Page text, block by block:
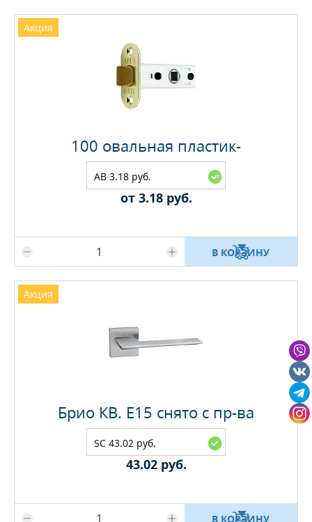
Акция
100 овальная пластик-
AB 3.18 руб.
В КОРЗИНУ
от 3.18 руб.
Акция
Брио КВ. E15 снято с пр-ва
SC 43.02 руб.
В КОРЗИНУ
43.02 руб.